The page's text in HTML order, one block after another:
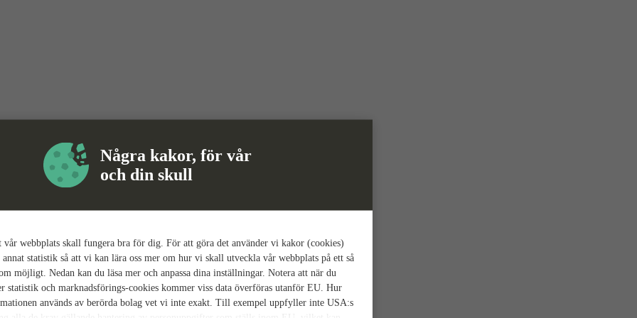
Några kakor, för vår
och din skull
webbplats skall fungera bra för dig. För att göra det använder vi kakor (cookies)
statistik så att vi kan lära oss mer om hur vi skall utveckla vår webbplats på ett så
möjligt. Nedan kan du läsa mer och anpassa dina inställningar. Notera att när du
statistik och marknadsförings-cookies kommer viss data överföras utanför EU. Hur
används av berörda bolag vet vi inte exakt. Till exempel uppfyller inte USA:s